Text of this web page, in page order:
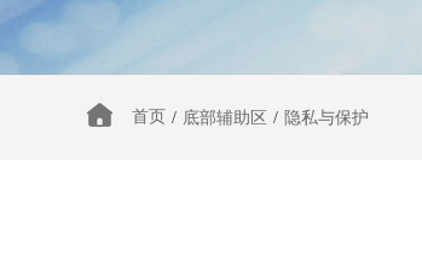
首页 / 底部辅助区 / 隐私与保护